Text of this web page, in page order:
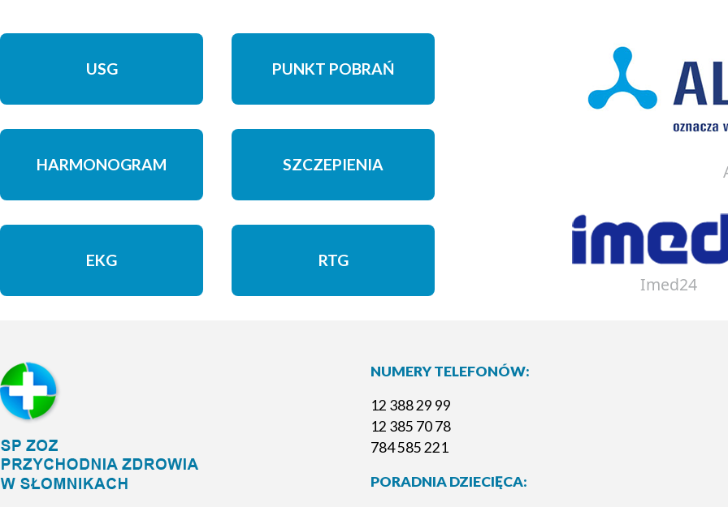
USG PUNKT POBRAŃ
HARMONOGRAM SZCZEPIENIA
EKG RTG
Imed24
NUMERY TELEFONÓW:
12 388 29 99
12 385 70 78
784 585 221
PORADNIA DZIECIĘCA: